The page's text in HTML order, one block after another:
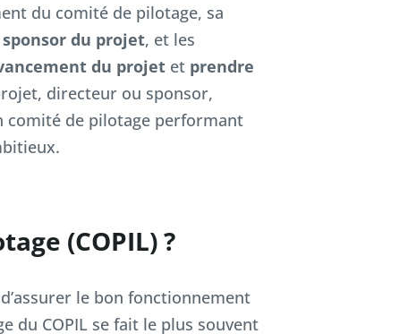
du comité de pilotage, sa
sponsor du projet, et les
du projet et prendre
directeur ou sponsor,
comité de pilotage performant
(COPIL) ?
le bon fonctionnement
du COPIL se fait le plus souvent